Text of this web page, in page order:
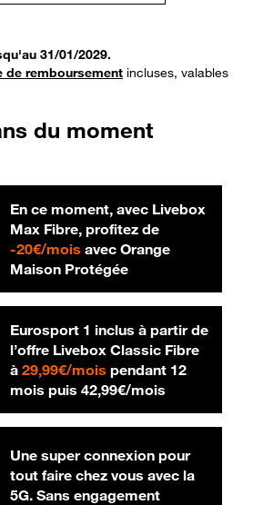
31/01/2029.
de remboursement incluses, valables
du moment
En ce moment, avec Livebox
Max Fibre, profitez de
-20€/mois20 € par mois
avec Orange
Maison Protégée
Eurosport 1 inclus à partir de
l’offre Livebox Classic Fibre
à 29,99€/mois29,99 € par mois
pendant 12
mois puis 42,99€/mois42,99 € par
Une super connexion pour
tout faire chez vous avec la
5G. Sans engagement